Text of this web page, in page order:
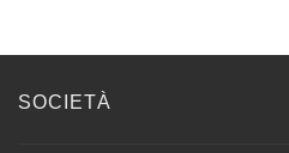
SOCIETÀ